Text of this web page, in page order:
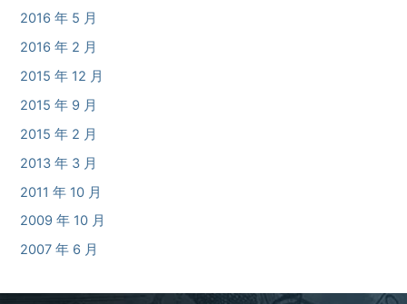
2016 年 5 月
2016 年 2 月
2015 年 12 月
2015 年 9 月
2015 年 2 月
2013 年 3 月
2011 年 10 月
2009 年 10 月
2007 年 6 月